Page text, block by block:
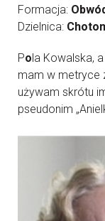
Formacja:
Dzielnica:
Pola Kowalska,
mam w metryce
używam skrótu
pseudonim